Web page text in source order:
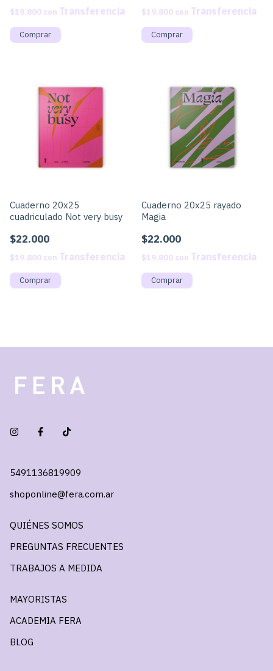
$19.800 con $19.800 con
Cuaderno 20x25
cuadriculado Not very busy
$22.000
$19.800 con
Cuaderno 20x25 rayado
Magia
$22.000
$19.800 con
5491136819909
shoponline@fera.com.ar
QUIÉNES SOMOS
PREGUNTAS FRECUENTES
TRABAJOS A MEDIDA
MAYORISTAS
ACADEMIA FERA
BLOG